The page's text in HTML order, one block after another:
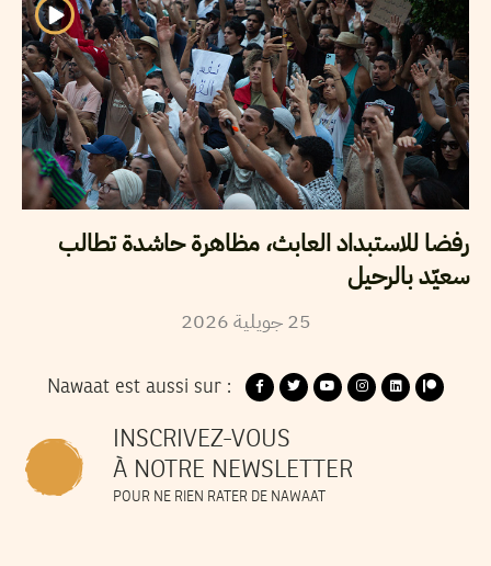
رفضا للاستبداد العابث، مظاهرة حاشدة تطالب
سعيّد بالرحيل
25 جويلية2026
Nawaat est aussi sur :
INSCRIVEZ-VOUS
À NOTRE NEWSLETTER
POUR NE RIEN RATER DE NAWAAT